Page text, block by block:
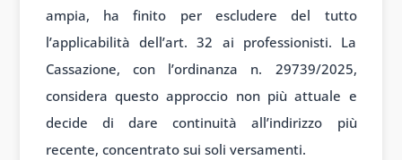
ampia, ha finito per escludere del tutto
l’applicabilità dell’art. 32 ai professionisti. La
Cassazione, con l’ordinanza n. 29739/2025,
considera questo approccio non più attuale e
decide di dare continuità all’indirizzo più
recente, concentrato sui soli versamenti.